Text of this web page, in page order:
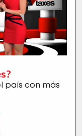
país con más